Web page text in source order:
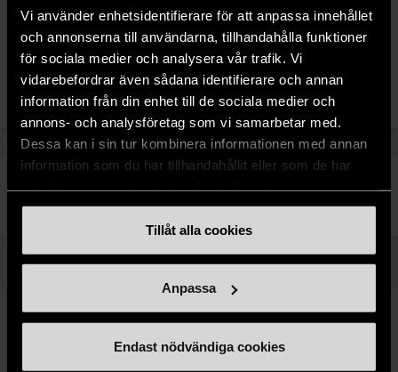
Vi använder enhetsidentifierare för att anpassa innehållet
och annonserna till användarna, tillhandahålla funktioner
för sociala medier och analysera vår trafik. Vi
vidarebefordrar även sådana identifierare och annan
information från din enhet till de sociala medier och
annons- och analysföretag som vi samarbetar med.
Dessa kan i sin tur kombinera informationen med annan
information som du har tillhandahållit eller som de har
Tillåt alla cookies
Anpassa
Endast nödvändiga cookies
Matmissionen är en social matbutik som gör gott både för
människa och miljö. Hos oss bidrar du till minskat matsvinn
och som medlem får du handla mat till mycket låga priser.
Läs mer om Matmissionen
Bli medlem hos Matmissionen
För mer pressinformation, kontakta: